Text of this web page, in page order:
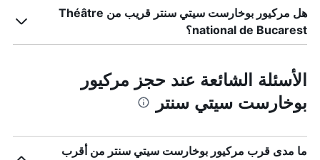
هل مركيور بوخارست سيتي سنتر قريب من Théâtre
national de Bucarest؟
الأسئلة الشائعة عند حجز مركيور
بوخارست سيتي سنتر
ما مدى قرب مركيور بوخارست سيتي سنتر من أقرب